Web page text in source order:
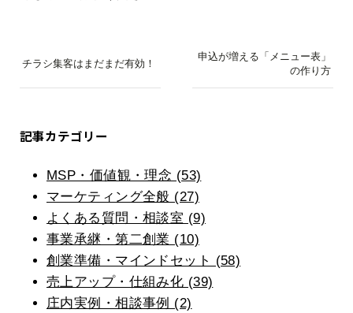
チラシ集客はまだまだ有効！
申込が増える「メニュー表」
の作り方
記事カテゴリー
MSP・価値観・理念 (53)
マーケティング全般 (27)
よくある質問・相談室 (9)
事業承継・第二創業 (10)
創業準備・マインドセット (58)
売上アップ・仕組み化 (39)
庄内実例・相談事例 (2)